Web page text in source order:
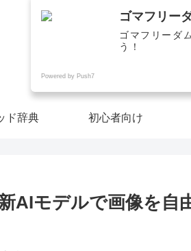
Pythonを
ゴマフ
ド辞典 初心者向け
AIモデルで画像を自
ゴマフリー
ゴマフリーダ
う！
Powered by Push7